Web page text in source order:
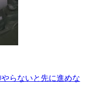
やらないと先に進めな